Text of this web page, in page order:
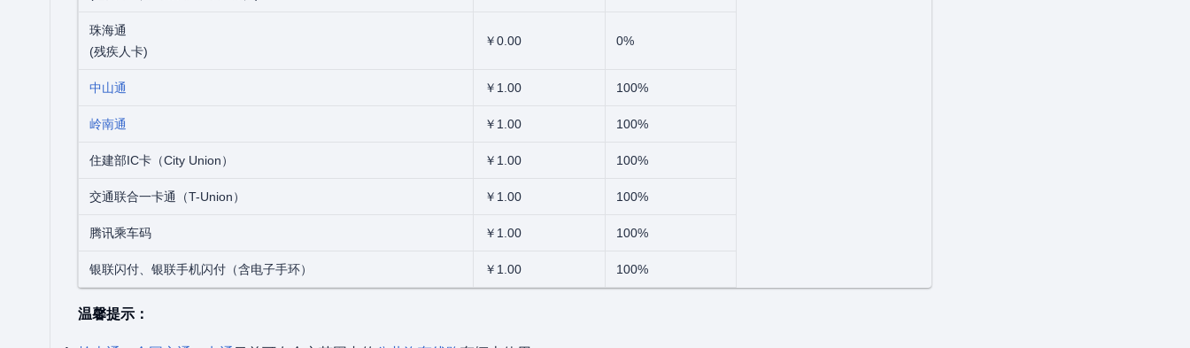
珠海通
(残疾人卡)
￥0.00 0%
中山通 ￥1.00 100%
岭南通 ￥1.00 100%
住建部IC卡（City Union） ￥1.00 100%
交通联合一卡通（T-Union） ￥1.00 100%
腾讯乘车码 ￥1.00 100%
银联闪付、银联手机闪付（含电子手环） ￥1.00 100%
温馨提示：